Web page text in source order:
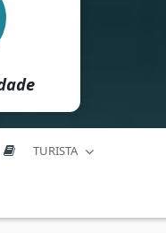
TURISTA